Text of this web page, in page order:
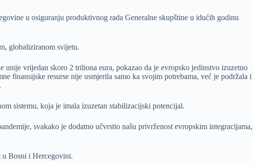
u osiguranju produktivnog rada Generalne skupštine u idućih godinu
globaliziranom svijetu.
vrijedan skoro 2 triliona eura, pokazao da je evropsko jedinstvo izuzetno
finansijske resurse nije usmjerila samo ka svojim potrebama, već je podržala i
sistemu, koja je imala izuzetan stabilizacijski potencijal.
svakako je dodatno učvrstio našu privrženost evropskim integracijama,
u Bosni i Hercegovini.